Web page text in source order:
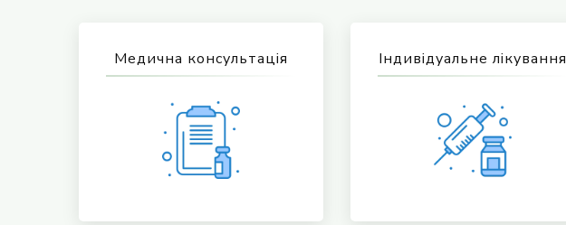
Медична консультація Індивідуальне лікування